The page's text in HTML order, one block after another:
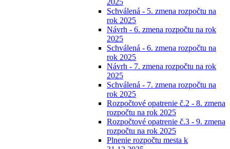
2025
Schválená - 5. zmena rozpočtu na
rok 2025
Návrh - 6. zmena rozpočtu na rok
2025
Schválená - 6. zmena rozpočtu na
rok 2025
Návrh - 7. zmena rozpočtu na rok
2025
Schválená - 7. zmena rozpočtu na
rok 2025
Rozpočtové opatrenie č.2 - 8. zmena
rozpočtu na rok 2025
Rozpočtové opatrenie č.3 - 9. zmena
rozpočtu na rok 2025
Plnenie rozpočtu mesta k